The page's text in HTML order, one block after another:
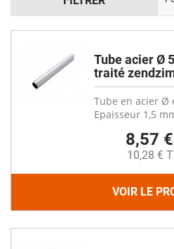
Tube acier Ø
traité
Tube en acier Ø
Epaisseur 1,5
8,57
10,28 €
VOIR LE